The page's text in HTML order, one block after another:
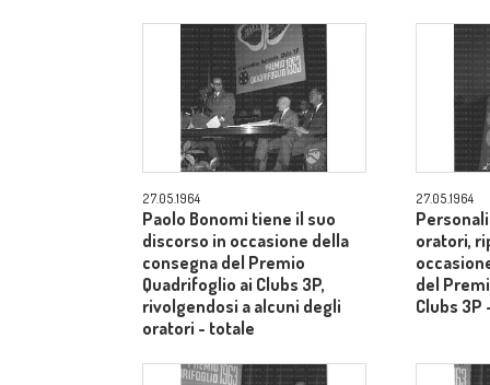
27.05.1964
Paolo Bonomi tiene il suo
discorso in occasione della
consegna del Premio
Quadrifoglio ai Clubs 3P,
rivolgendosi a alcuni degli
oratori - totale
27.05.1964
oratori,
del
Clubs